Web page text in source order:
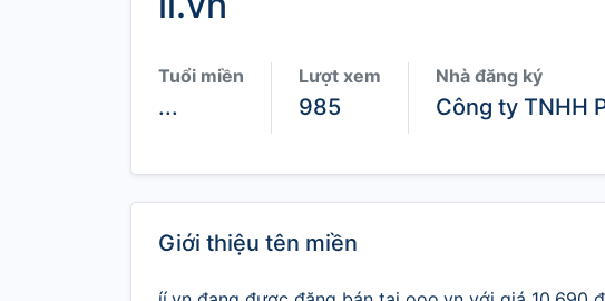
Tuổi miền
...
Lượt xem
985
Nhà đăng ký
Công ty TNHH
Giới thiệu tên miền